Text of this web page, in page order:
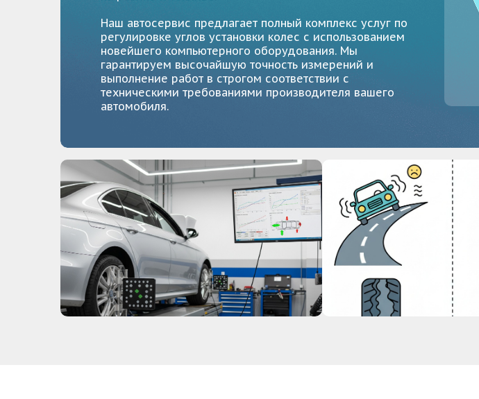
Наш автосервис предлагает полный комплекс услуг по
регулировке углов установки колес с использованием
новейшего компьютерного оборудования. Мы
гарантируем высочайшую точность измерений и
выполнение работ в строгом соответствии с
техническими требованиями производителя вашего
автомобиля.